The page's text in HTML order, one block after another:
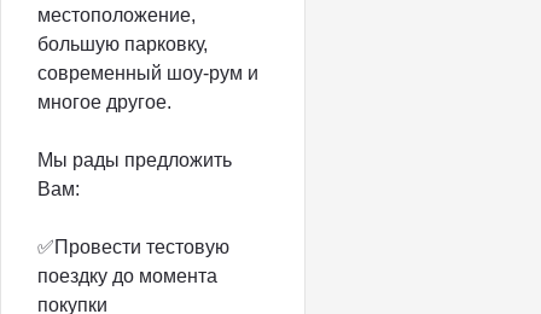
местоположение,
большую парковку,
современный шоу-рум и
многое другое.
Мы рады предложить
Вам:
✅Провести тестовую
поездку до момента
покупки